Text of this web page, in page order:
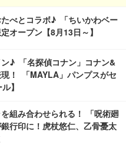
たべとコラボ♪ 「ちいかわベー
オープン【8月13日～】
♪ 「名探偵コナン」コナン&
！ 「MAYLA」パンプスがセ
】
組み合わせられる！ 「呪術廻
行印に！虎杖悠仁、乙骨憂太